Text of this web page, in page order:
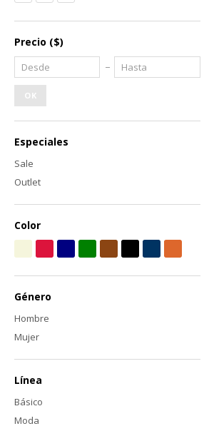
Precio ($)
OK
Especiales
Sale
Outlet
Color
Género
Hombre
Mujer
Línea
Básico
Moda